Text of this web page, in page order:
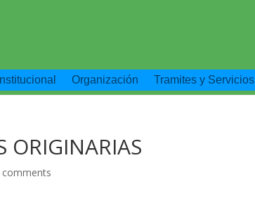
Institucional Organización Tramites y Servicios
ORIGINARIAS
comments